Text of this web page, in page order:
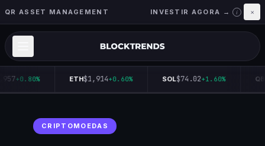
QR ASSET MANAGEMENT INVESTIR AGORA → i ×
+0.80% ETH$1,914+0.60% SOL$74.02+1.60%
CRIPTOMOEDAS